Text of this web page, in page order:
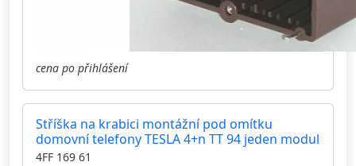
cena po přihlášení
Stříška na krabici montážní pod omítku
domovní telefony TESLA 4+n TT 94 jeden modul
4FF 169 61